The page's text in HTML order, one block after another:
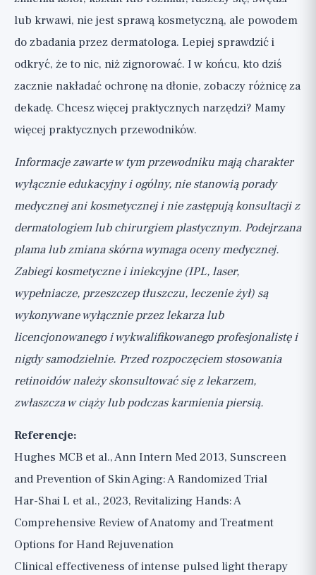
lub krwawi, nie jest sprawą kosmetyczną, ale powodem
do zbadania przez dermatologa. Lepiej sprawdzić i
odkryć, że to nic, niż zignorować. I w końcu, kto dziś
zacznie nakładać ochronę na dłonie, zobaczy różnicę za
dekadę. Chcesz więcej praktycznych narzędzi? Mamy
więcej praktycznych przewodników.
Informacje zawarte w tym przewodniku mają charakter
wyłącznie edukacyjny i ogólny, nie stanowią porady
medycznej ani kosmetycznej i nie zastępują konsultacji z
dermatologiem lub chirurgiem plastycznym. Podejrzana
plama lub zmiana skórna wymaga oceny medycznej.
Zabiegi kosmetyczne i iniekcyjne (IPL, laser,
wypełniacze, przeszczep tłuszczu, leczenie żył) są
wykonywane wyłącznie przez lekarza lub
licencjonowanego i wykwalifikowanego profesjonalistę i
nigdy samodzielnie. Przed rozpoczęciem stosowania
retinoidów należy skonsultować się z lekarzem,
zwłaszcza w ciąży lub podczas karmienia piersią.
Referencje:
Hughes MCB et al., Ann Intern Med 2013, Sunscreen
and Prevention of Skin Aging: A Randomized Trial
Har-Shai L et al., 2023, Revitalizing Hands: A
Comprehensive Review of Anatomy and Treatment
Options for Hand Rejuvenation
Clinical effectiveness of intense pulsed light therapy